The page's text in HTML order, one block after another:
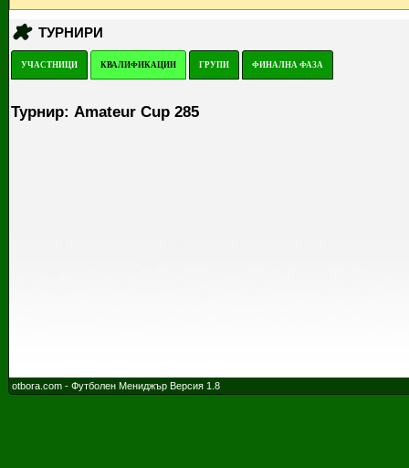
ТУРНИРИ
УЧАСТНИЦИ КВАЛИФИКАЦИИ ГРУПИ ФИНАЛНА ФАЗА
Турнир: Amateur Cup 285
otbora.com - Футболен Мениджър Версия 1.8